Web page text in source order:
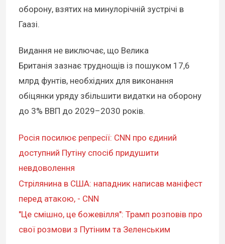
оборону, взятих на минулорічній зустрічі в
Гаазі.
Видання не виключає, що Велика
Британія зазнає труднощів із пошуком 17,6
млрд фунтів, необхідних для виконання
обіцянки уряду збільшити видатки на оборону
до 3% ВВП до 2029–2030 років.
Росія посилює репресії: CNN про єдиний
доступний Путіну спосіб придушити
невдоволення
Стрілянина в США: нападник написав маніфест
перед атакою, - CNN
"Це смішно, це божевілля": Трамп розповів про
свої розмови з Путіним та Зеленським